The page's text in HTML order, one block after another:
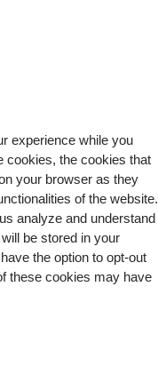
experience while you
cookies, the cookies that
your browser as they
of the website.
analyze and understand
be stored in your
the option to opt-out
these cookies may have